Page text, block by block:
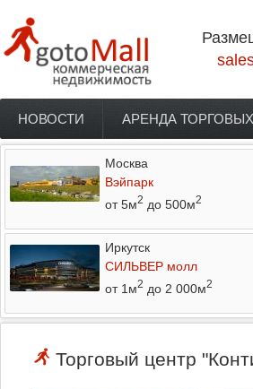
Главное меню
НОВОСТИ АРЕНДА
Москва
Вэйпарк
от 5м2 до 500м2
Иркутск
СИЛЬВЕР молл
от 1м2 до 2 000м2
Торговый центр